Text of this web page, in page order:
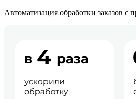
Автоматизация обработки заказов